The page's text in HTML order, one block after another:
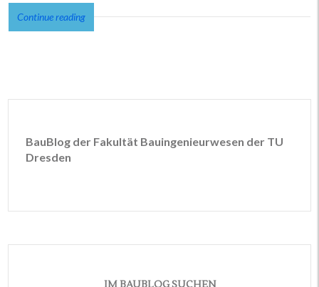
Continue reading
BauBlog der Fakultät Bauingenieurwesen der TU
Dresden